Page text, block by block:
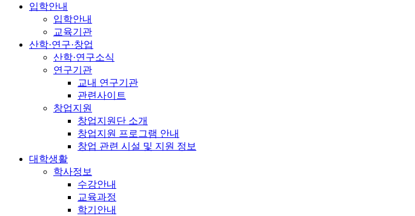
입학안내
입학안내
교육기관
산학·연구·창업
산학·연구소식
연구기관
교내 연구기관
관련사이트
창업지원
창업지원단 소개
창업지원 프로그램 안내
창업 관련 시설 및 지원 정보
대학생활
학사정보
수강안내
교육과정
학기안내